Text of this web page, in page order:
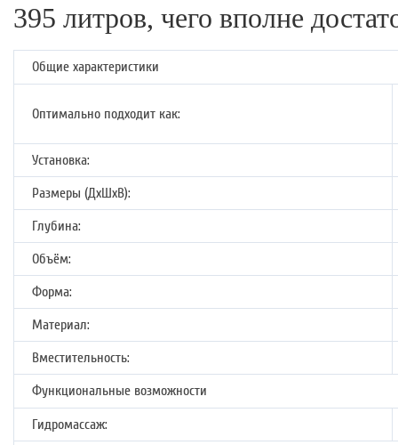
395 литров, чего вполне
Общие характеристики
Оптимально подходит как:
Установка:
Размеры (ДхШхВ):
Глубина:
Объём:
Форма:
Материал:
Вместительность:
Функциональные возможности
Гидромассаж: